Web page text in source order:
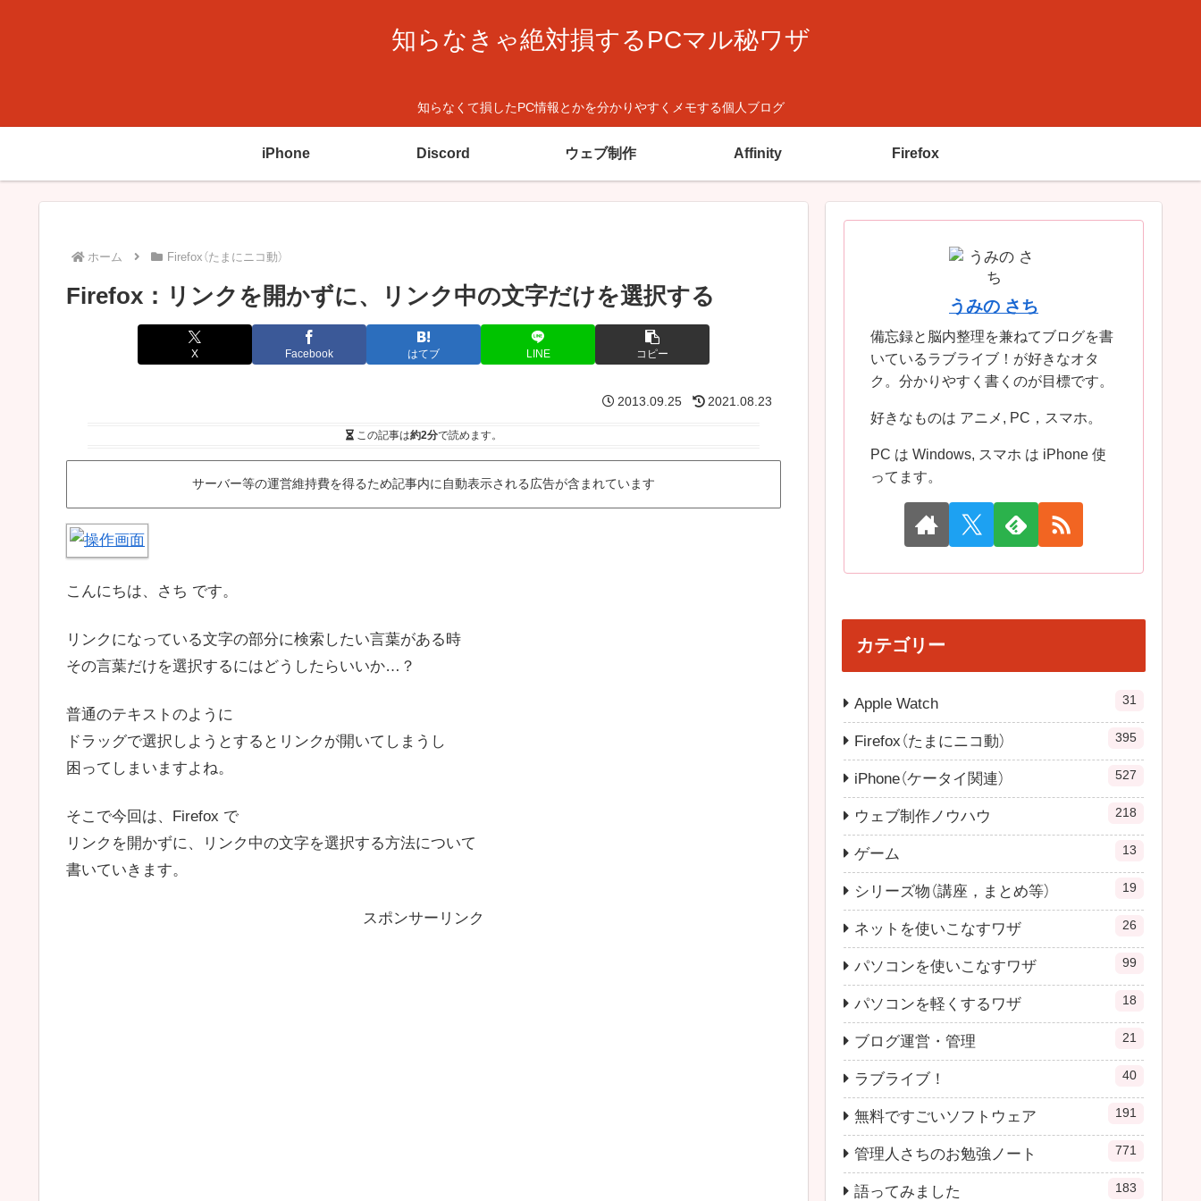
知らなきゃ絶対損するPCマル秘ワザ
知らなくて損したPC情報とかを分かりやすくメモする個人ブログ
iPhone Discord ウェブ制作 Affinity Firefox
ホーム Firefox（たまにニコ動）
Firefox：リンクを開かずに、リンク中の文字だけを選択する
X Facebook はてブ LINE コピー
2013.09.25 2021.08.23
この記事は約2分で読めます。
サーバー等の運営維持費を得るため記事内に自動表示される広告が含まれています
こんにちは、さち です。
リンクになっている文字の部分に検索したい言葉がある時
その言葉だけを選択するにはどうしたらいいか…？
普通のテキストのように
ドラッグで選択しようとするとリンクが開いてしまうし
困ってしまいますよね。
そこで今回は、Firefox で
リンクを開かずに、リンク中の文字を選択する方法について
書いていきます。
スポンサーリンク
うみの さち
備忘録と脳内整理を兼ねてブログを書
いているラブライブ！が好きなオタ
ク。分かりやすく書くのが目標です。
好きなものは アニメ, PC，スマホ。
PC は Windows, スマホ は iPhone 使
ってます。
カテゴリー
Apple Watch 31
Firefox（たまにニコ動） 395
iPhone（ケータイ関連） 527
ウェブ制作ノウハウ 218
ゲーム 13
シリーズ物（講座，まとめ等） 19
ネットを使いこなすワザ 26
パソコンを使いこなすワザ 99
パソコンを軽くするワザ 18
ブログ運営・管理 21
ラブライブ！ 40
無料ですごいソフトウェア 191
管理人さちのお勉強ノート 771
語ってみました 183